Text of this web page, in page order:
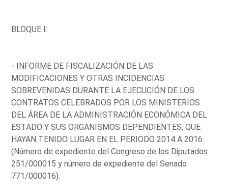
BLOQUE I:
- INFORME DE FISCALIZACIÓN DE LAS
MODIFICACIONES Y OTRAS INCIDENCIAS
SOBREVENIDAS DURANTE LA EJECUCIÓN DE LOS
CONTRATOS CELEBRADOS POR LOS MINISTERIOS
DEL ÁREA DE LA ADMINISTRACIÓN ECONÓMICA DEL
ESTADO Y SUS ORGANISMOS DEPENDIENTES, QUE
HAYAN TENIDO LUGAR EN EL PERIODO 2014 A 2016.
(Número de expediente del Congreso de los Diputados
251/000015 y número de expediente del Senado
771/000016).